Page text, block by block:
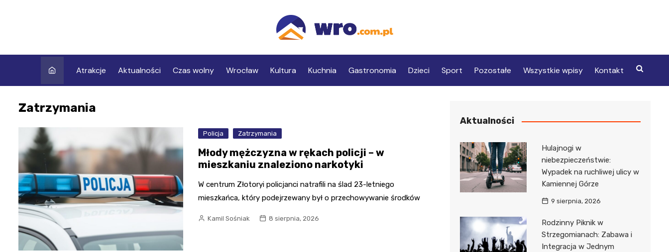
Atrakcje Aktualności Czas wolny Wrocław Kultura Kuchnia Gastronomia Dzieci Sport Pozostałe Wszystkie wpisy Kontakt
Zatrzymania
Policja Zatrzymania
Młody mężczyzna w rękach policji – w
mieszkaniu znaleziono narkotyki
W centrum Złotoryi policjanci natrafili na ślad 23-letniego
mieszkańca, który podejrzewany był o przechowywanie środków
Kamil Sośniak 8 sierpnia, 2026
Aktualności
Hulajnogi w
niebezpieczeństwie:
Wypadek na ruchliwej ulicy w
Kamiennej Górze
9 sierpnia, 2026
Rodzinny Piknik w
Strzegomianach: Zabawa i
Integracja w Jednym